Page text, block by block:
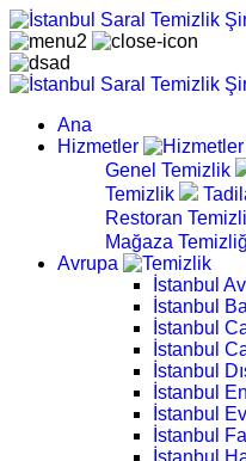
Ana
Hizmetler
Genel Temizlik
Temizlik
Restoran
Mağaza
Avrupa
İstanbul
İstanbul
İstanbul
İstanbul
İstanbul
İstanbul
İstanbul
İstanbul
İstanbul